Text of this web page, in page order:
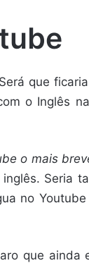
que
o Inglês
o mais
Seria
no
que ainda